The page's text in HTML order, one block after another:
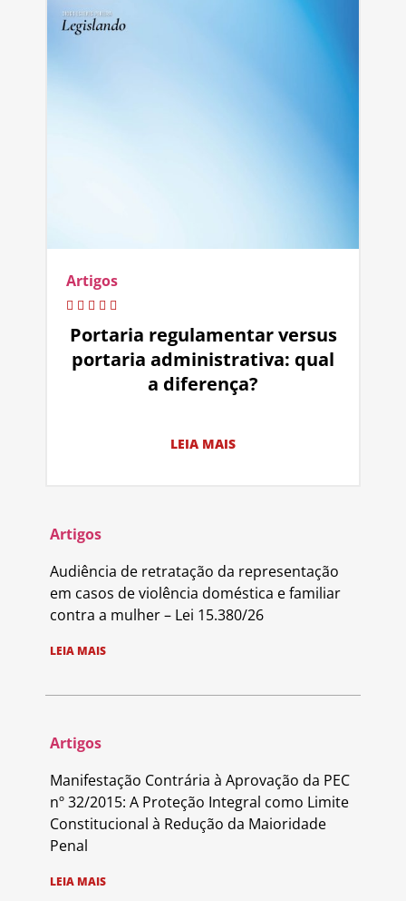
Artigos
Portaria regulamentar versus
portaria administrativa: qual
a diferença?
LEIA MAIS
Artigos
Audiência de retratação da representação
em casos de violência doméstica e familiar
contra a mulher – Lei 15.380/26
LEIA MAIS
Artigos
Manifestação Contrária à Aprovação da PEC
nº 32/2015: A Proteção Integral como Limite
Constitucional à Redução da Maioridade
Penal
LEIA MAIS